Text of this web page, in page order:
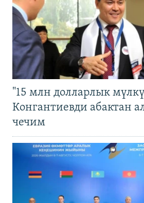
"15 млн долларлык
Конгантиевди абактан
чечим